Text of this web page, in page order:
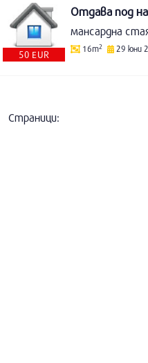
50 EUR
Отдава под
16m2 29 юни
Страници: